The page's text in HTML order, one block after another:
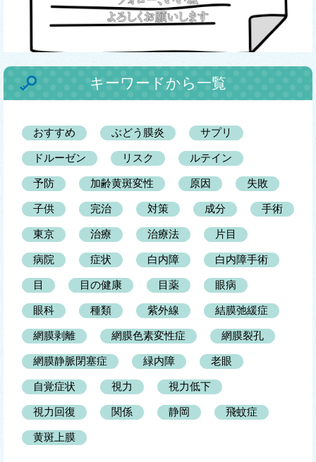
キーワードから一覧
おすすめ ぶどう膜炎 サプリ
ドルーゼン リスク ルテイン
予防 加齢黄斑変性 原因 失敗
子供 完治 対策 成分 手術
東京 治療 治療法 片目
病院 症状 白内障 白内障手術
目 目の健康 目薬 眼病
眼科 種類 紫外線 結膜弛緩症
網膜剥離 網膜色素変性症 網膜裂孔
網膜静脈閉塞症 緑内障 老眼
自覚症状 視力 視力低下
視力回復 関係 静岡 飛蚊症
黄斑上膜